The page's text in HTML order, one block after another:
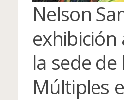
Nelson
exhibición
la sede
Múltiples